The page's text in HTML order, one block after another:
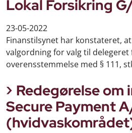
Lokal Forsikring
23-05-2022
Finanstilsynet har konstateret, at
valgordning for valg til delegeret
overensstemmelse med § 111,
Redegørelse om
Secure Payment